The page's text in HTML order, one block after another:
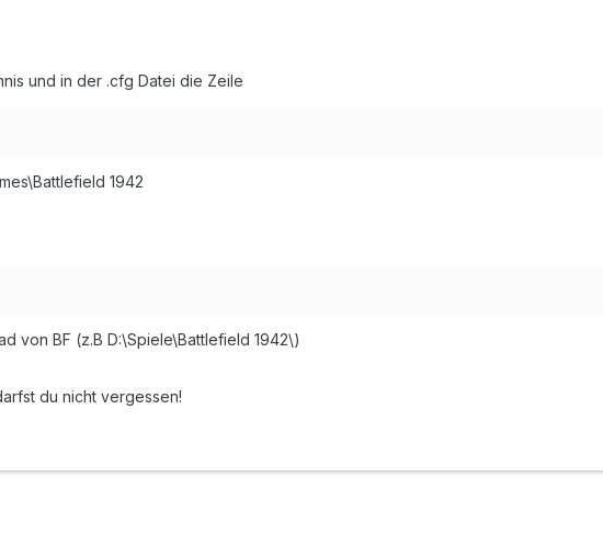
und in der .cfg Datei die Zeile
1942
von BF (z.B D:\Spiele\Battlefield 1942\)
du nicht vergessen!